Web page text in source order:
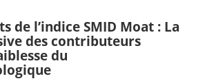
de l’indice SMID Moat : La
des contributeurs
du